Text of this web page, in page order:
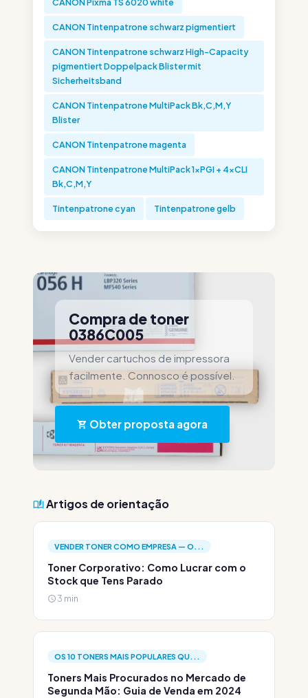
CANON Tintenpatrone schwarz pigmentiert
CANON Tintenpatrone schwarz High-Capacity
pigmentiert Doppelpack Blister mit
Sicherheitsband
CANON Tintenpatrone MultiPack Bk,C,M,Y
Blister
CANON Tintenpatrone magenta
CANON Tintenpatrone MultiPack 1xPGI + 4xCLI
Bk,C,M,Y
Tintenpatrone cyan Tintenpatrone gelb
Compra de toner
0386C005
Vender cartuchos de impressora
facilmente. Connosco é possível.
Obter proposta agora
Artigos de orientação
VENDER TONER COMO EMPRESA — O...
Toner Corporativo: Como Lucrar com o
Stock que Tens Parado
3 min
OS 10 TONERS MAIS POPULARES QU...
Toners Mais Procurados no Mercado de
Segunda Mão: Guia de Venda em 2024